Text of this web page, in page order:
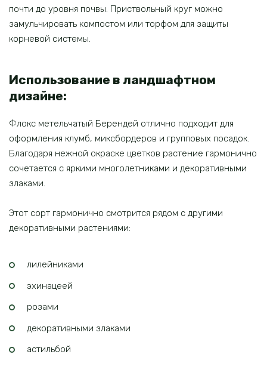
почти до уровня почвы. Приствольный круг можно
замульчировать компостом или торфом для защиты
корневой системы.
Использование в ландшафтном
дизайне:
Флокс метельчатый Берендей отлично подходит для
оформления клумб, миксбордеров и групповых посадок.
Благодаря нежной окраске цветков растение гармонично
сочетается с яркими многолетниками и декоративными
злаками.
Этот сорт гармонично смотрится рядом с другими
декоративными растениями:
лилейниками
эхинацеей
розами
декоративными злаками
астильбой